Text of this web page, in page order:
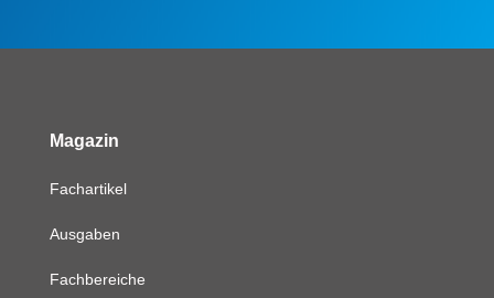
Magazin
Fachartikel
Ausgaben
Fachbereiche